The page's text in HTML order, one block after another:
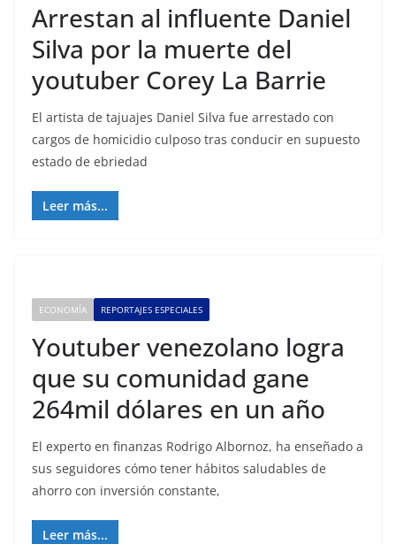
Arrestan al influente Daniel
Silva por la muerte del
youtuber Corey La Barrie
El artista de tajuajes Daniel Silva fue arrestado con
cargos de homicidio culposo tras conducir en supuesto
estado de ebriedad
Leer más...
ECONOMÍA REPORTAJES ESPECIALES
Youtuber venezolano logra
que su comunidad gane
264mil dólares en un año
El experto en finanzas Rodrigo Albornoz, ha enseñado a
sus seguidores cómo tener hábitos saludables de
ahorro con inversión constante,
Leer más...